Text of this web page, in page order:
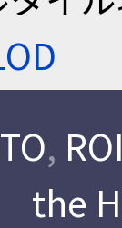
,
the